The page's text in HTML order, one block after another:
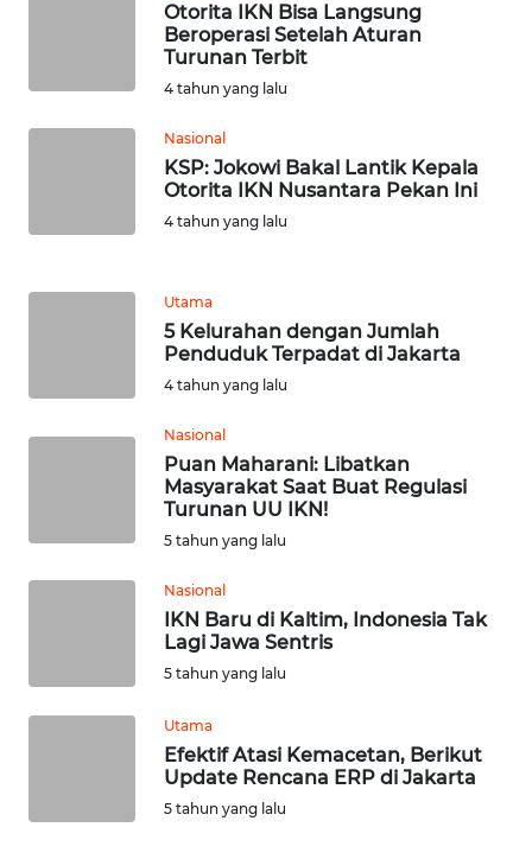
Otorita IKN Bisa Langsung
Beroperasi Setelah Aturan
Turunan Terbit
4 tahun yang lalu
Nasional
KSP: Jokowi Bakal Lantik Kepala
Otorita IKN Nusantara Pekan Ini
4 tahun yang lalu
Utama
5 Kelurahan dengan Jumlah
Penduduk Terpadat di Jakarta
4 tahun yang lalu
Nasional
Puan Maharani: Libatkan
Masyarakat Saat Buat Regulasi
Turunan UU IKN!
5 tahun yang lalu
Nasional
IKN Baru di Kaltim, Indonesia Tak
Lagi Jawa Sentris
5 tahun yang lalu
Utama
Efektif Atasi Kemacetan, Berikut
Update Rencana ERP di Jakarta
5 tahun yang lalu
WN
WN DELI
WN
DEPOK